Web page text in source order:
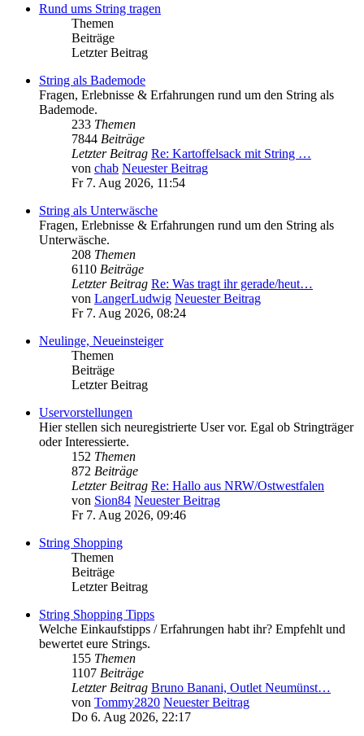
Rund ums String tragen
Themen
Beiträge
Letzter Beitrag
String als Bademode
Fragen, Erlebnisse & Erfahrungen rund um den String als
Bademode.
233 Themen
7844 Beiträge
Letzter Beitrag Re: Kartoffelsack mit String …
von chab Neuester Beitrag
Fr 7. Aug 2026, 11:54
String als Unterwäsche
Fragen, Erlebnisse & Erfahrungen rund um den String als
Unterwäsche.
208 Themen
6110 Beiträge
Letzter Beitrag Re: Was tragt ihr gerade/heut…
von LangerLudwig Neuester Beitrag
Fr 7. Aug 2026, 08:24
Neulinge, Neueinsteiger
Themen
Beiträge
Letzter Beitrag
Uservorstellungen
Hier stellen sich neuregistrierte User vor. Egal ob Stringträger
oder Interessierte.
152 Themen
872 Beiträge
Letzter Beitrag Re: Hallo aus NRW/Ostwestfalen
von Sion84 Neuester Beitrag
Fr 7. Aug 2026, 09:46
String Shopping
Themen
Beiträge
Letzter Beitrag
String Shopping Tipps
Welche Einkaufstipps / Erfahrungen habt ihr? Empfehlt und
bewertet eure Strings.
155 Themen
1107 Beiträge
Letzter Beitrag Bruno Banani, Outlet Neumünst…
von Tommy2820 Neuester Beitrag
Do 6. Aug 2026, 22:17